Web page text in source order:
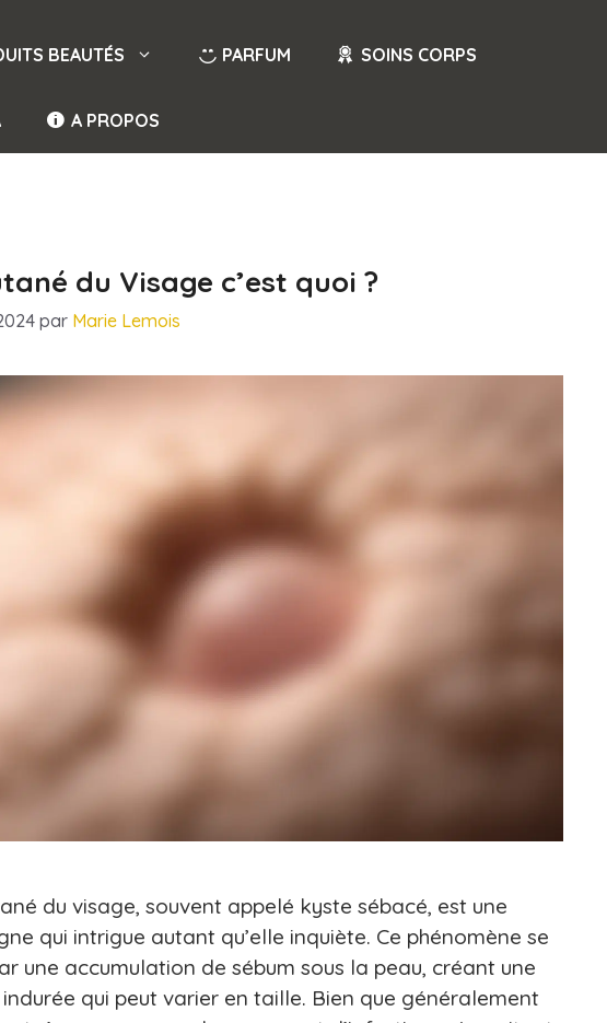
BEAUTÉS PARFUM SOINS CORPS
A PROPOS
du Visage c’est quoi ?
par Marie Lemois
du visage, souvent appelé kyste sébacé, est une
qui intrigue autant qu’elle inquiète. Ce phénomène se
une accumulation de sébum sous la peau, créant une
qui peut varier en taille. Bien que généralement